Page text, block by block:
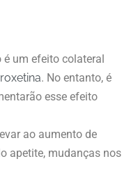
um efeito colateral
. No entanto, é
esse efeito
ao aumento de
apetite, mudanças nos